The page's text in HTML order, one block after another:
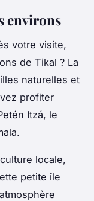
environs
votre visite,
de Tikal ? La
naturelles et
profiter
Itzá, le
locale,
petite île